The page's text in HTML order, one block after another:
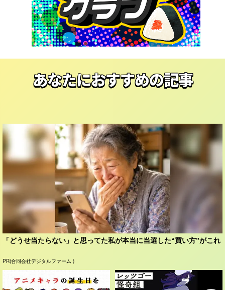
あなたにおすすめの記事
「どうせ当たらない」と思ってた私が本当に当選した“買い方”がこれ
PR(合同会社デジタルファーム )